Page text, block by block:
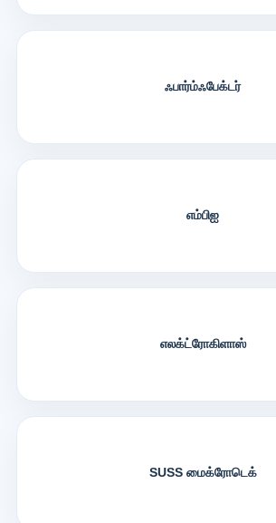
ஃபார்ம்ஃபேக்டர்
எம்பிஐ
எலக்ட்ரோகிளாஸ்
SUSS மைக்ரோடெக்